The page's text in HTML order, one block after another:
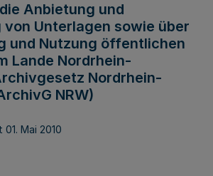
Anbietung und
Unterlagen sowie über
und Nutzung öffentlichen
Lande Nordrhein-
Nordrhein-
NRW)
01. Mai 2010